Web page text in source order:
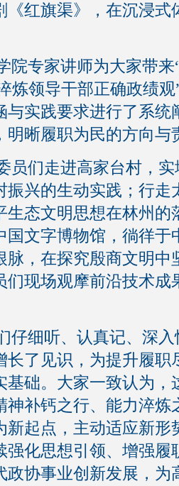
《红旗渠》，在沉浸式
院专家讲师为大家带
炼领导干部正确政绩
与实践要求进行了系统
明晰履职为民的方向与
员们走进高家台村，
振兴的生动实践；行走
生态文明思想在林州的
国文字博物馆，徜徉于
脉，在探究殷商文明中
们现场观摩前沿技术成
仔细听、认真记、深
长了见识，为提升履职
基础。大家一致认为，
神补钙之行、能力淬炼
新起点，主动适应新形
强化思想引领、增强履
政协事业创新发展，为